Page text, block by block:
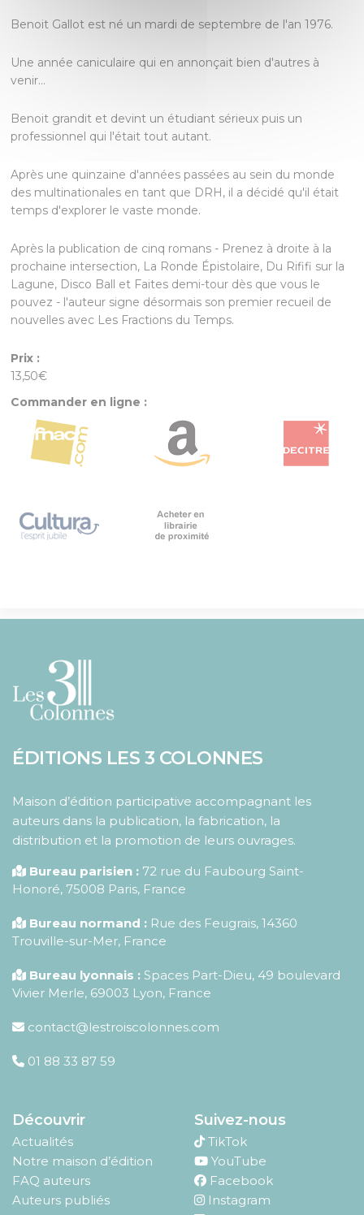
Benoit Gallot est né un mardi de septembre de l'an 1976.
Une année caniculaire qui en annonçait bien d'autres à
venir...
Benoit grandit et devint un étudiant sérieux puis un
professionnel qui l'était tout autant.
Après une quinzaine d'années passées au sein du monde
des multinationales en tant que DRH, il a décidé qu'il était
temps d'explorer le vaste monde.
Après la publication de cinq romans - Prenez à droite à la
prochaine intersection, La Ronde Épistolaire, Du Rififi sur la
Lagune, Disco Ball et Faites demi-tour dès que vous le
pouvez - l'auteur signe désormais son premier recueil de
nouvelles avec Les Fractions du Temps.
Prix :
13,50€
Commander en ligne :
ÉDITIONS LES 3 COLONNES
Maison d’édition participative accompagnant les
auteurs dans la publication, la fabrication, la
distribution et la promotion de leurs ouvrages.
Bureau parisien : 72 rue du Faubourg Saint-
Honoré, 75008 Paris, France
Bureau normand : Rue des Feugrais, 14360
Trouville-sur-Mer, France
Bureau lyonnais : Spaces Part-Dieu, 49 boulevard
Vivier Merle, 69003 Lyon, France
contact@lestroiscolonnes.com
01 88 33 87 59
Découvrir
Actualités
Notre maison d’édition
FAQ auteurs
Auteurs publiés
Suivez-nous
TikTok
YouTube
Facebook
Instagram